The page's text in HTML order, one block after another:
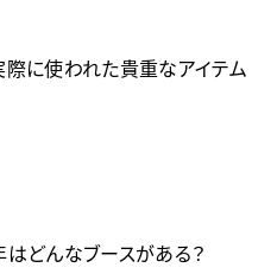
に使われた貴重なアイテム
どんなブースがある？